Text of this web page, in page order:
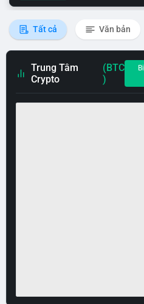
Tất cả Văn bản
Trung Tâm
Crypto
(BTC
)